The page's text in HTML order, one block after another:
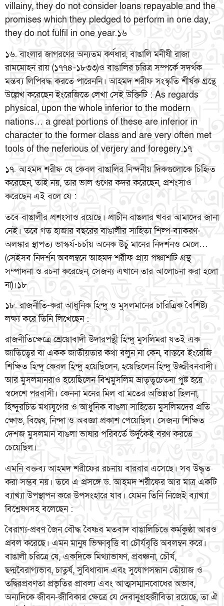
villainy, they do not consider loans repayable and the
promises which they pledged to perform in one day,
they do not fulfil in one year.১৬
১৬. বাংলার জাগরণের অন্যতম কর্ণধার, বাঙালি মনীষী রাজা
রামমোহন রায় (১৭৭৪-১৮৩৩)ও বাঙালির চরিত্র সম্পর্কে সদর্থক
মন্তব্য লিপিবদ্ধ করতে পারেননি। আহমদ শরীফ সংস্কৃতি শীর্ষক গ্রন্থে
উল্লেখ করেছেন ইংরেজিতে লেখা সেই উক্তিটি : As regards
physical, upon the whole inferior to the modern
nations… a great portions of these are inferior in
character to the former class and are very often met
tools of the neferious of verjery and foregery.১৭
১৭. আহমদ শরীফ যে কেবল বাঙালির নিন্দনীয় দিকগুলোকে চিহ্নিত
করেছেন, তাই নয়, তার ভাল গুণের কদর করেছেন, প্রশংসাও
করেছেন এই বলে যে :
তবে বাঙালীর প্রশংসাও রয়েছে। প্রাচীন বাঙলার খবর আমাদের জানা
নেই। তবে গত হাজার বছরের বাঙালীর সাহিত্য শিল্প-ব্যাকরণ-
অলঙ্কার স্থাপত্য ভাস্কর্য-চর্চায় অনেক উচুঁ মানের নিদর্শনও মেলে…
(সেইসব নিদর্শন অবলম্বনে আহমদ শরীফ প্রায় পঞ্চাশটি গ্রন্থ
সম্পাদনা ও রচনা করেছেন, সেজন্য এখানে তার আলোচনা করা হলো
না)।১৮
১৮. রাজনীতি-করা আধুনিক হিন্দু ও মুসলমানের চারিত্রিক বৈশিষ্ট্য
লক্ষ্য করে তিনি লিখেছেন :
রাজনীতিক্ষেত্রে শ্রেয়োবাদী উদারপন্থী হিন্দু মুসলিমরা যতই এক
জাতিত্বের বা একক জাতীয়তার কথা বলুন না কেন, বাস্তবে ইংরেজি
শিক্ষিত হিন্দু কেবল হিন্দু হয়েছিলেন, হয়েছিলেন হিন্দু উজ্জীবনবাদী।
আর মুসলমানরাও হয়েছিলেন বিশ্বমুসলিম ভ্রাতৃত্বচেতনা পুষ্ট হয়ে
স্বদেশে পরবাসী। কেননা মনের মিল বা মতের অভিন্নতা ছিলনা,
হিন্দুরচিত মধ্যযুগের ও আধুনিক বাঙলা সাহিত্যে মুসলিমদের প্রতি
ক্ষোভ, বিদ্বেষ, নিন্দা ও অবজ্ঞা প্রকাশ পেয়েছিল। সেজন্য শিক্ষিত
দেশজ মুসলমান বাঙলা ভাষার পরিবর্তে উর্দুকেই বরণ করতে
চেয়েছিল।
এমনি বক্তব্য আহমদ শরীফের রচনায় বারবার এসেছে। সব উদ্ধৃত
করা সম্ভব নয়। তবে এ প্রসঙ্গে ড. আহমদ শরীফের আর মাত্র একটি
ব্যাখ্যা উপস্থাপন করে উপসংহারে যাব। যেমন তিনি নিজেই ব্যাখ্যা
বিশ্লেষণসহ বলেছেন :
বৈরাগ্য-প্রবণ জৈন বৌদ্ধ বৈষ্ণব মতবাদ বাঙালিচিত্তে কর্মকুণ্ঠা আরও
প্রবল করেছে। এমন মানুষ ভিক্ষাবৃত্তি বা চৌর্যবৃত্তি অবলম্বন করে।
বাঙালী চরিত্রে যে, একদিকে মিথ্যাভাষণ, প্রবঞ্চনা, চৌর্য,
ছদ্মবৈরাগ্যভাব, চাতুর্য, সুবিধাবাদ এবং সুযোগসন্ধান তোঁয়াজ ও
তদ্বিরপ্রবণতা প্রভৃতির প্রাবল্য এবং আত্মসম্মানবোধের অভাব,
অন্যদিকে জীবন-জীবিকার ক্ষেত্রে যে দেবানুগ্রহজীবিতা রয়েছে, তা ঐ